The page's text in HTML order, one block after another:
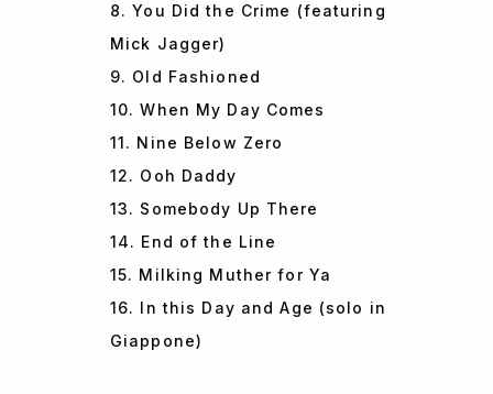
8. You Did the Crime (featuring
Mick Jagger)
9. Old Fashioned
10. When My Day Comes
11. Nine Below Zero
12. Ooh Daddy
13. Somebody Up There
14. End of the Line
15. Milking Muther for Ya
16. In this Day and Age (solo in
Giappone)